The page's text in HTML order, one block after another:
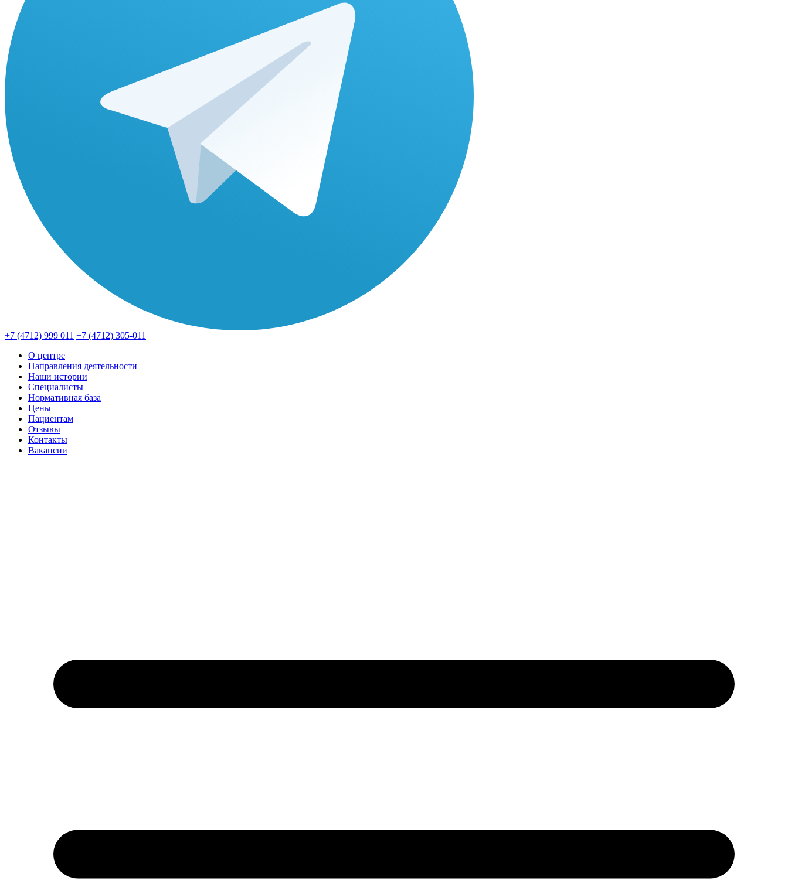
+7 (4712) 999 011 +7 (4712) 305-011
О центре
Направления деятельности
Наши истории
Специалисты
Нормативная база
Цены
Пациентам
Отзывы
Контакты
Вакансии